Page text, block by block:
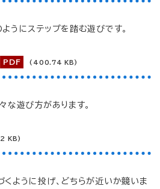
うにステップを踏む遊びです。
PDF (400.74 KB)
な遊び方があります。
KB)
ように投げ、どちらが近いか競いま